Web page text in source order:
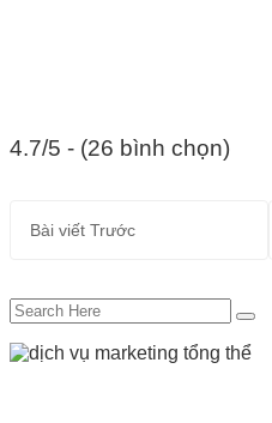
4.7/5 - (26 bình chọn)
Bài viết Trước